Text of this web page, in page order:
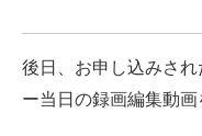
後日、お申し込みさ
ー当日の録画編集動